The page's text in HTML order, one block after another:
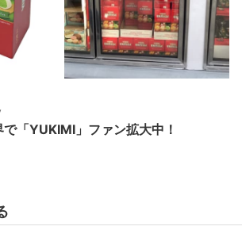
「YUKIMI」ファン拡大中！